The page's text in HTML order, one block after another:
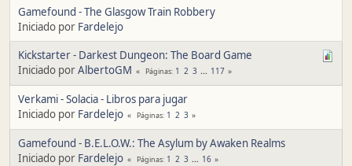
Gamefound - The Glasgow Train Robbery
Iniciado por Fardelejo
Kickstarter - Darkest Dungeon: The Board Game
Iniciado porAlbertoGM Páginas 1 2 3 ... 117
Verkami - Solacia - Libros para jugar
Iniciado por Fardelejo Páginas 1 2 3
Gamefound - B.E.L.O.W.: The Asylum by Awaken Realms
Iniciado por Fardelejo Páginas 1 2 3 ... 16